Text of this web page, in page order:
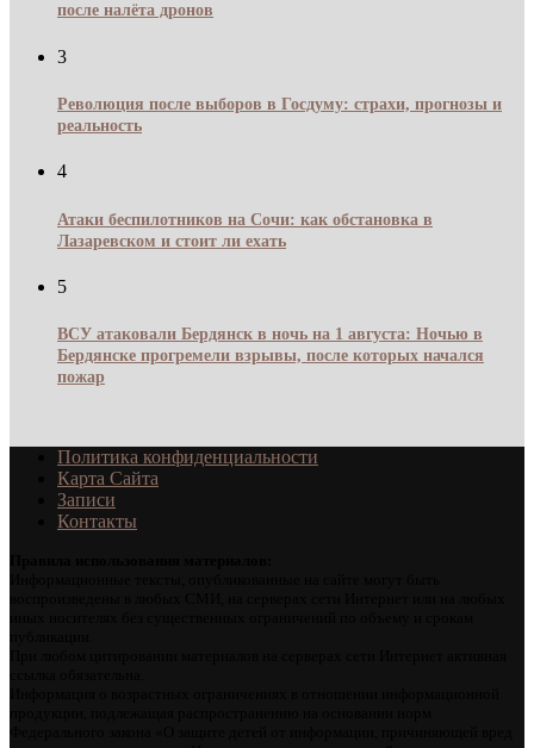
после налёта дронов
3
Революция после выборов в Госдуму: страхи, прогнозы и
реальность
4
Атаки беспилотников на Сочи: как обстановка в
Лазаревском и стоит ли ехать
5
ВСУ атаковали Бердянск в ночь на 1 августа: Ночью в
Бердянске прогремели взрывы, после которых начался
пожар
Политика конфиденциальности
Карта Сайта
Записи
Контакты